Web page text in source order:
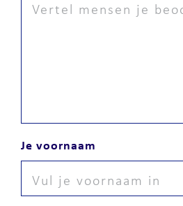
Je voornaam